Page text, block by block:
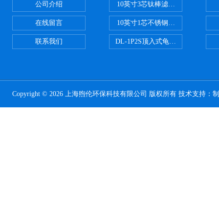
公司介绍
在线留言
联系我们
10英寸3芯钛棒滤芯过滤器
10英寸1芯不锈钢钛棒过滤器
DL-1P2S顶入式龟背过滤器
Copyright © 2026 上海煦伦环保科技有限公司 版权所有 技术支持：